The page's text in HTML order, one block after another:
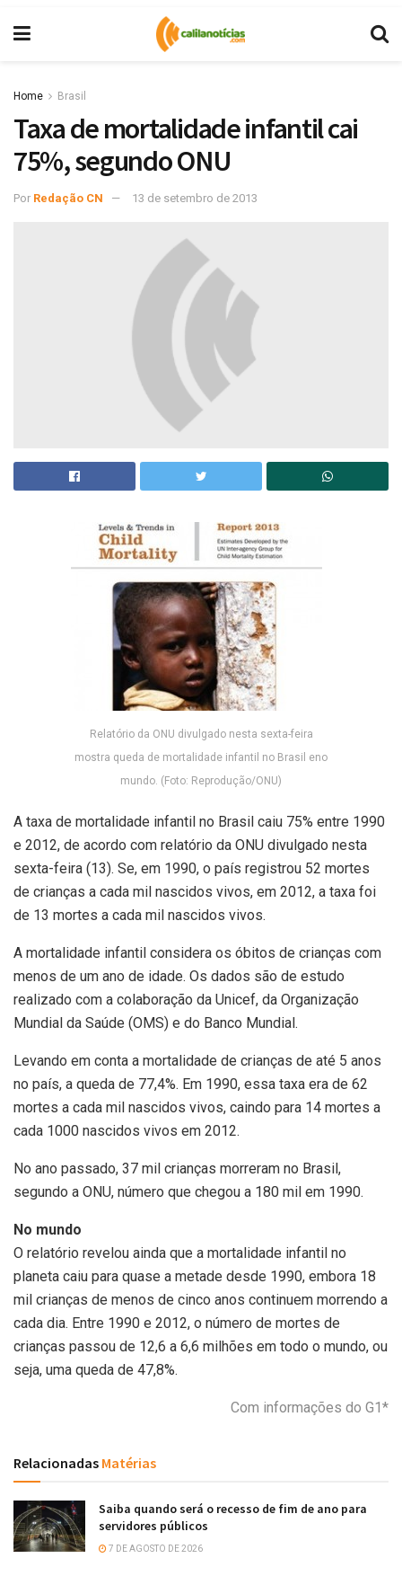
Home Brasil
Taxa de mortalidade infantil cai
75%, segundo ONU
Por Redação CN 13 de setembro de 2013
Relatório da ONU divulgado nesta sexta-feira
mostra queda de mortalidade infantil no Brasil eno
mundo. (Foto: Reprodução/ONU)
A taxa de mortalidade infantil no Brasil caiu 75% entre 1990
e 2012, de acordo com relatório da ONU divulgado nesta
sexta-feira (13). Se, em 1990, o país registrou 52 mortes
de crianças a cada mil nascidos vivos, em 2012, a taxa foi
de 13 mortes a cada mil nascidos vivos.
A mortalidade infantil considera os óbitos de crianças com
menos de um ano de idade. Os dados são de estudo
realizado com a colaboração da Unicef, da Organização
Mundial da Saúde (OMS) e do Banco Mundial.
Levando em conta a mortalidade de crianças de até 5 anos
no país, a queda de 77,4%. Em 1990, essa taxa era de 62
mortes a cada mil nascidos vivos, caindo para 14 mortes a
cada 1000 nascidos vivos em 2012.
No ano passado, 37 mil crianças morreram no Brasil,
segundo a ONU, número que chegou a 180 mil em 1990.
No mundo
O relatório revelou ainda que a mortalidade infantil no
planeta caiu para quase a metade desde 1990, embora 18
mil crianças de menos de cinco anos continuem morrendo a
cada dia. Entre 1990 e 2012, o número de mortes de
crianças passou de 12,6 a 6,6 milhões em todo o mundo, ou
seja, uma queda de 47,8%.
Com informações do G1*
Relacionadas Matérias
Saiba quando será o recesso de fim de ano para
servidores públicos
7 DE AGOSTO DE 2026